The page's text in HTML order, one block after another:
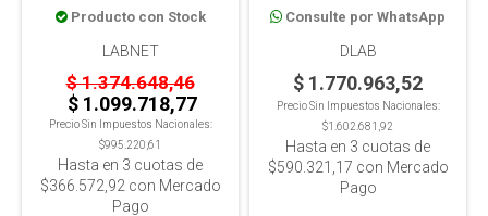
Producto con Stock
LABNET
$ 1.374.648,46
$ 1.099.718,77
Precio Sin Impuestos Nacionales:
$995.220,61
Hasta en 3 cuotas de
$366.572,92 con Mercado
Pago
integrado con luz azul
Consulte por WhatsApp
DLAB
$ 1.770.963,52
Precio Sin Impuestos Nacionales:
$1.602.681,92
Hasta en 3 cuotas de
$590.321,17 con Mercado
Pago